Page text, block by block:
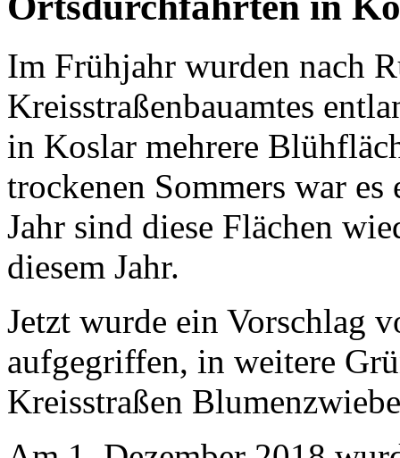
Im Frühjahr wurden nach
Kreisstraßenbauamtes
in Koslar mehrere
trockenen Sommers war
Jahr sind diese Flächen
diesem Jahr.
Jetzt wurde ein Vorschlag
aufgegriffen, in weitere
Kreisstraßen